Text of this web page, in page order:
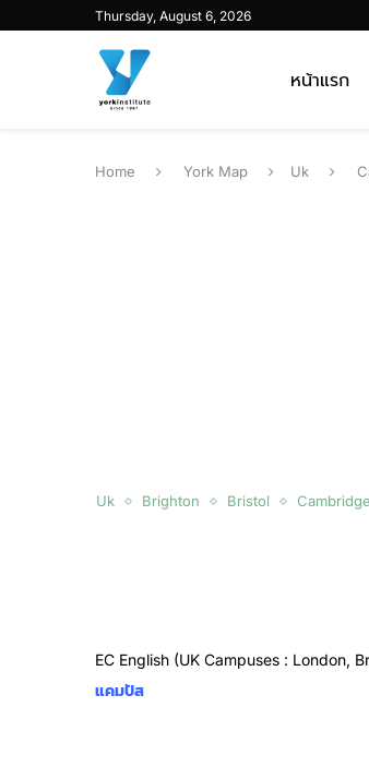
Thursday, August 6, 2026
หน้าแรก
Home York Map Uk
Uk Brighton Bristol Cambridge
EC English (UK Campuses : London,
แคมปัส